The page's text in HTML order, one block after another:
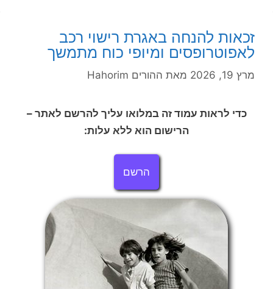
זכאות להנחה באגרת רישוי רכב
לאפוטרופסים ומיופי כוח מתמשך
מרץ 19, 2026 מאת ההורים Hahorim
כדי לראות עמוד זה במלואו עליך להרשם לאתר –
הרישום הוא ללא עלות:
הרשם